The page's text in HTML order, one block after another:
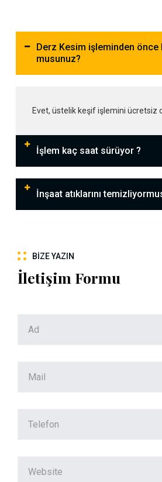
Derz Kesim işleminden önce
musunuz?
Evet, üstelik keşif işlemini ücretsiz
İşlem kaç saat sürüyor ?
İnşaat atıklarını
BIZE YAZIN
İletişim Formu